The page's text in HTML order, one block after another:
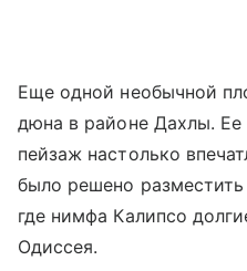
Еще одной необычной
дюна в районе Дахлы. Ее
пейзаж настолько
было решено
где нимфа Калипсо
Одиссея.